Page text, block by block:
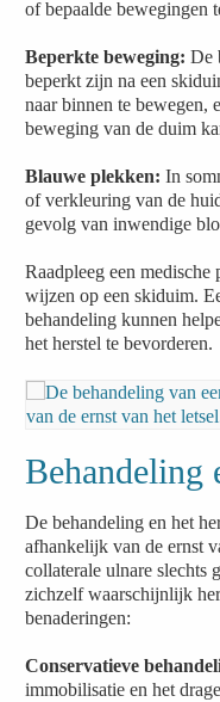
of bepaalde bewegingen
Beperkte beweging: De
beperkt zijn na een
naar binnen te bewegen,
beweging van de duim
Blauwe plekken: In
of verkleuring van de
gevolg van inwendige
Raadpleeg een
wijzen op een skiduim.
behandeling kunnen
het herstel te bevorderen.
Behandeling
De behandeling en het
afhankelijk van de ernst
collaterale ulnare slechts
zichzelf waarschijnlijk
benaderingen:
Conservatieve
immobilisatie en het